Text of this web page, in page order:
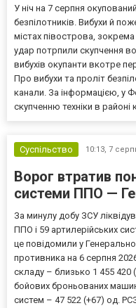
У ніч на 7 серпня
безпілотників. Вибухи й
містах півострова,
удар потрпили скупчення
вибухів окупанти вкотре
Про вибухи та проліт
канали. За інформацією, у
скупченню техніки в районі
Суспільство 10:13, 7
Ворог втратив
системи ППО —
За минулу добу ЗСУ
ППО і 59 артилерійських
це повідомили у
противника на 6 серпня
складу – близько 1 455 420
бойових броньованих
систем – 47 522 (+67) од.